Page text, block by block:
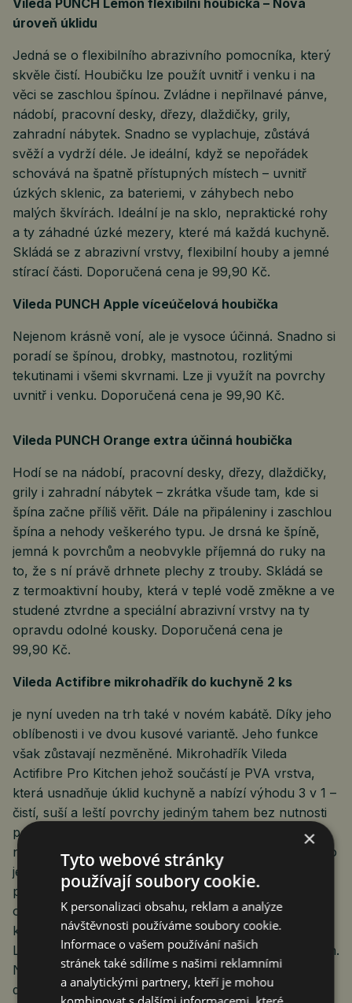
Vileda PUNCH Lemon flexibilní houbička – Nová
úroveň úklidu
Jedná se o flexibilního abrazivního pomocníka, který
skvěle čistí. Houbičku lze použít uvnitř i venku i na
věci se zaschlou špínou. Zvládne i nepřilnavé pánve,
nádobí, pracovní desky, dřezy, dlaždičky, grily,
zahradní nábytek. Snadno se vyplachuje, zůstává
svěží a vydrží déle. Je ideální, když se nepořádek
schovává na špatně přístupných místech – uvnitř
úzkých sklenic, za bateriemi, v záhybech nebo
malých škvírách. Ideální je na sklo, nepraktické rohy
a ty záhadné úzké mezery, které má každá kuchyně.
Skládá se z abrazivní vrstvy, flexibilní houby a jemné
stírací části. Doporučená cena je 99,90 Kč.
Vileda PUNCH Apple víceúčelová houbička
Nejenom krásně voní, ale je vysoce účinná. Snadno si
poradí se špínou, drobky, mastnotou, rozlitými
tekutinami i všemi skvrnami. Lze ji využít na povrchy
uvnitř i venku. Doporučená cena je 99,90 Kč.
Vileda PUNCH Orange extra účinná houbička
Hodí se na nádobí, pracovní desky, dřezy, dlaždičky,
grily i zahradní nábytek – zkrátka všude tam, kde si
špína začne příliš věřit. Dále na připáleniny i zaschlou
špína a nehody veškerého typu. Je drsná ke špíně,
jemná k povrchům a neobvykle příjemná do ruky na
to, že s ní právě drhnete plechy z trouby. Skládá se
z termoaktivní houby, která v teplé vodě změkne a ve
studené ztvrdne a speciální abrazivní vrstvy na ty
opravdu odolné kousky. Doporučená cena je
99,90 Kč.
Vileda Actifibre mikrohadřík do kuchyně 2 ks
je nyní uveden na trh také v novém kabátě. Díky jeho
oblíbenosti i ve dvou kusové variantě. Jeho funkce
však zůstavají nezměněné. Mikrohadřík Vileda
Actifibre Pro Kitchen jehož součástí je PVA vrstva,
která usnadňuje úklid kuchyně a nabízí výhodu 3 v 1 –
čistí, suší a leští povrchy jediným tahem bez nutnosti
použití chemikálií. Díky své výjimečné savosti rychle
nasaje rozlité tekutiny, cákance i vlhkost, zatímco jeho
jemná textura zajišťuje šetrnou péči i o choulostivé
povrchy. Snadno se máchá a znovu používá, účinně
odstraňuje špínu i nečistoty a pomáhá udržovat
kuchyňské linky, dřezy a spotřebiče dokonale čisté.
Lze jej použít v celé kuchyni s výsledkem beze šmouh.
Nově jej Vileda na trh uvádí v praktickém
dvoukusovém balení. Jeho doporučená cena je
×
Tyto webové stránky
používají soubory cookie.
K personalizaci obsahu, reklam a analýze
návštěvnosti používáme soubory cookie.
Informace o vašem používání našich
stránek také sdílíme s našimi reklamními
a analytickými partnery, kteří je mohou